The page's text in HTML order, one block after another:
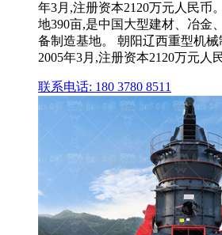
年3月,注册资本2120万元人民币
地390亩,是中国大型建材、冶金
备制造基地。 朝阳辽西重型机
2005年3月,注册资本2120万元人
联系电话: 180 3780 8511